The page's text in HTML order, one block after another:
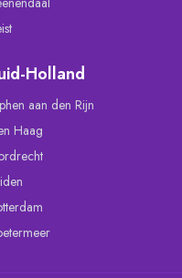
Holland
aan den Rijn
Haag